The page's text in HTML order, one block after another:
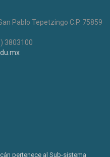
Pablo Tepetzingo C.P. 75859
3803100
pertenece al Sub-sistema